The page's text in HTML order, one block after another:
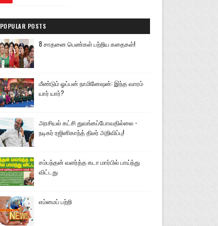
POPULAR POSTS
8 சாதனை பெண்கள் பற்றிய கதைகள்!
மீண்டும் ஓப்பன் நாமினேஷன்: இந்த வாரம்
யார் யார்?
அரசியல் கட்சி துவங்கப்போவதில்லை -
நடிகர் ரஜினிகாந்த் திடீர் அறிவிப்பு!
சம்பந்தன் வளர்த்த கடா மார்பில் பாய்ந்து
விட்டது
எம்மைப் பற்றி